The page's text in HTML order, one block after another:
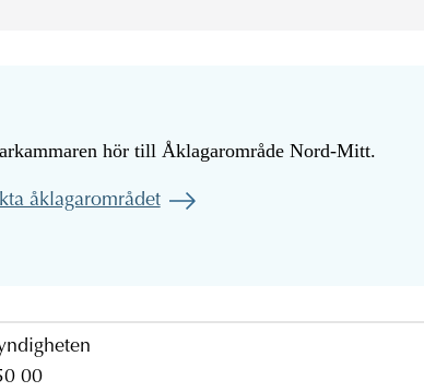
hör till Åklagarområde Nord-Mitt.
åklagarområdet
00